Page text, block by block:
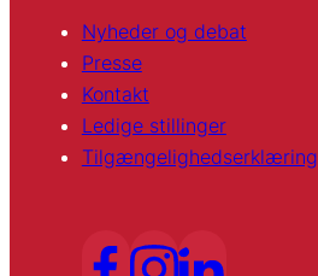
Nyheder og debat
Presse
Kontakt
Ledige stillinger
Tilgængelighedserklæring